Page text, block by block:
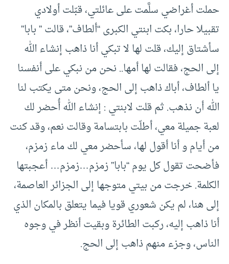
حملت أغراضي سلَّمت على عائلتي، قبّلت أولادي
تقبيلا حارا، بكت ابنتي الكبرى “ألطاف”، قالت ” بابا”
سأشتاق إليك، قلت لها لا تبكي أنا ذاهب إنشاء الله
إلى الحج، فقالت لها أمها.. نحن من نبكي على أنفسنا
يا ألطاف، أباك ذاهب إلى الحج، ونحن متى يكتب لنا
الله أن نذهب. ثم قلت لابنتي : إنشاء الله أُحضر لك
لعبة جميلة معي، أطلّت بابتسامة وقالت نعم، وقد كنت
من أيام و أنا أقول لها، سأحضر معي لك ماء زمزم،
فأضحت تقول كل يوم “بابا” زمزم…زمزم… أعجبتها
الكلمة. خرجت من بيتي متوجها إلى الجزائر العاصمة،
إلى هنا، لم يكن شعوري قويا فيما يتعلق بالمكان الذي
أنا ذاهب إليه، ركبت الطائرة وبقيت أنظر في وجوه
الناس، وجزء منهم ذاهب إلى الحج.